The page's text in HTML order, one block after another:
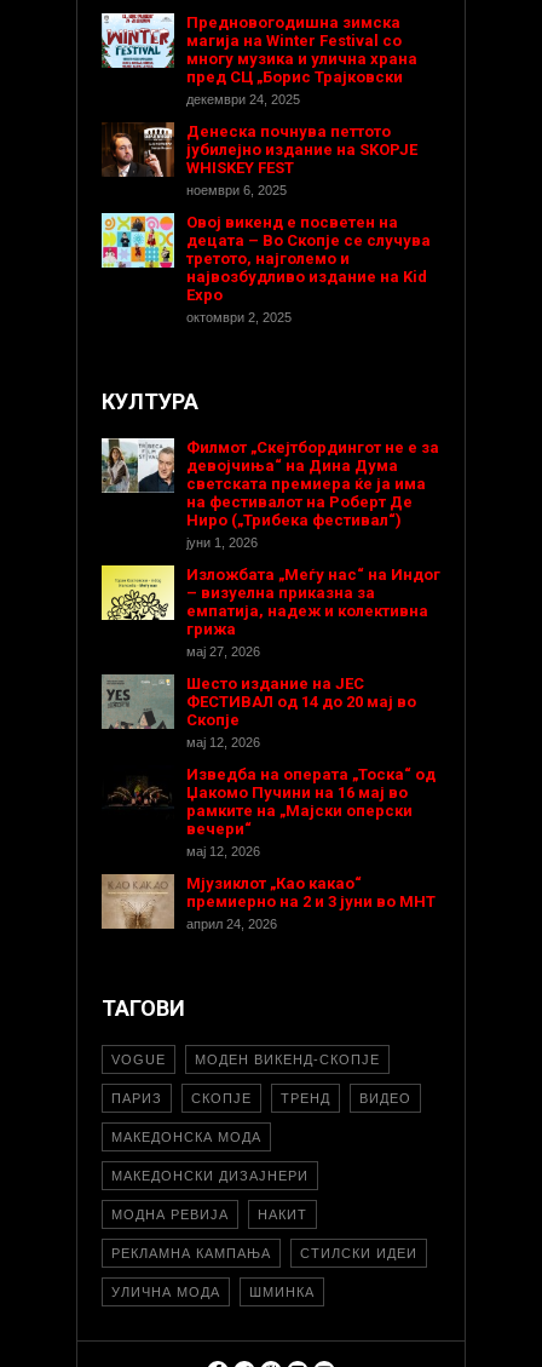
Предновогодишнa зимска
магија на Winter Festival со
многу музика и улична храна
пред СЦ „Борис Трајковски
декември 24, 2025
Денеска почнува петтото
јубилејно издание на SKOPJE
WHISKEY FEST
ноември 6, 2025
Овој викенд е посветен на
децата – Во Скопје се случува
третото, најголемо и
највозбудливо издание на Kid
Expo
октомври 2, 2025
КУЛТУРА
Филмот „Скејтбордингот не е за
девојчиња“ на Дина Дума
светската премиера ќе ја има
на фестивалот на Роберт Де
Ниро („Трибека фестивал“)
јуни 1, 2026
Изложбата „Меѓу нас“ на Индог
– визуелна приказна за
емпатија, надеж и колективна
грижа
мај 27, 2026
Шесто издание на ЈЕС
ФЕСТИВАЛ од 14 до 20 мај во
Скопје
мај 12, 2026
Изведба на операта „Тоска“ од
Џакомо Пучини на 16 мај во
рамките на „Мајски оперски
вечери“
мај 12, 2026
Мјузиклот „Као какао“
премиерно на 2 и 3 јуни во МНТ
април 24, 2026
ТАГОВИ
VOGUE МОДЕН ВИКЕНД-СКОПЈЕ
ПАРИЗ СКОПЈЕ ТРЕНД ВИДЕО
МАКЕДОНСКА МОДА
МАКЕДОНСКИ ДИЗАЈНЕРИ
МОДНА РЕВИЈА НАКИТ
РЕКЛАМНА КАМПАЊА СТИЛСКИ ИДЕИ
УЛИЧНА МОДА ШМИНКА